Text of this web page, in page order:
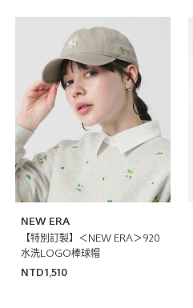
NEW ERA
【特別訂製】＜NEW ERA＞920
水洗LOGO棒球帽
NTD1,510